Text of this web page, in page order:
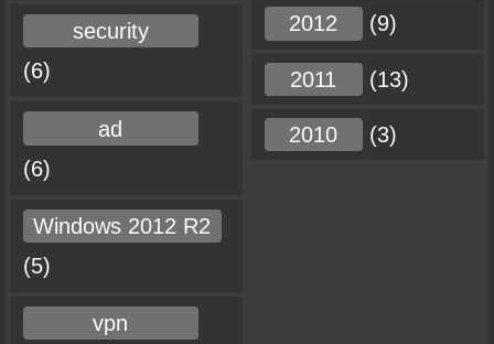
2012 (9)
2011 (13)
2010 (3)
security
(6)
ad
(6)
Windows 2012 R2
(5)
vpn